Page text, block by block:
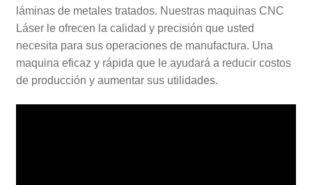
láminas de metales tratados. Nuestras maquinas CNC
Láser le ofrecen la calidad y precisión que usted
necesita para sus operaciones de manufactura. Una
maquina eficaz y rápida que le ayudará a reducir costos
de producción y aumentar sus utilidades.